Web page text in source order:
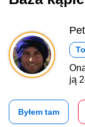
ją
Byłem tam